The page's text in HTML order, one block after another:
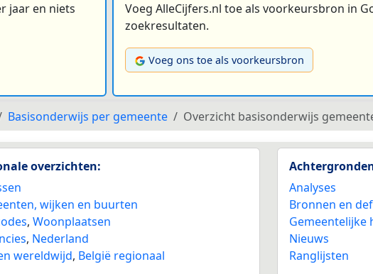
jaar en niets
Voeg AlleCijfers.nl toe als voorkeursbron in
zoekresultaten.
Voeg ons toe als voorkeursbron
Basisonderwijs per gemeente Overzicht basisonderwijs
overzichten:
wijken en buurten
, Woonplaatsen
, Nederland
wereldwijd, België regionaal
Analyses
Bronnen en
Gemeentelijke
Nieuws
Ranglijsten